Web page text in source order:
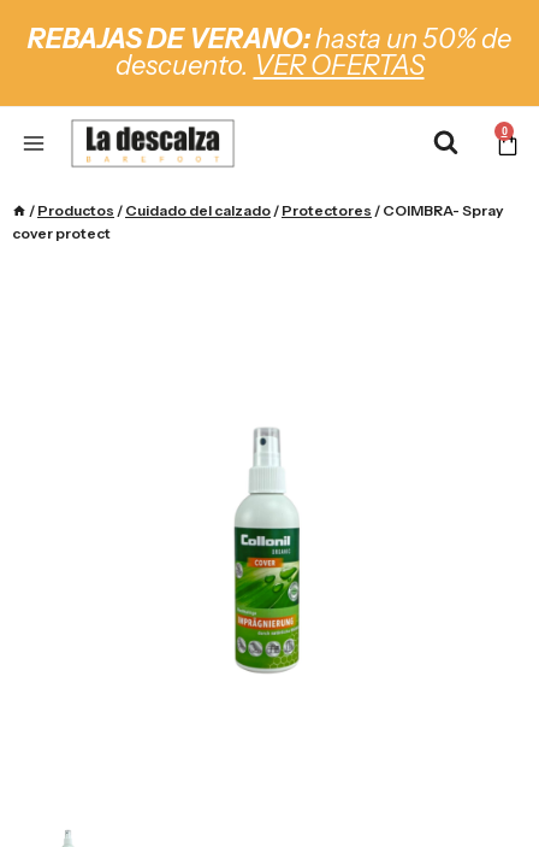
REBAJAS DE VERANO:hasta un 50% de
descuento. VER OFERTAS
0
/ Productos / Cuidado del calzado / Protectores / COIMBRA- Spray
cover protect